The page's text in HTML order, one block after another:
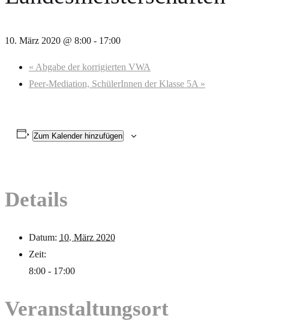
10. März 2020 @ 8:00 - 17:00
« Abgabe der korrigierten VWA
Peer-Mediation, SchülerInnen der Klasse 5A »
Zum Kalender hinzufügen
Details
Datum: 10. März 2020
Zeit:
8:00 - 17:00
Veranstaltungsort